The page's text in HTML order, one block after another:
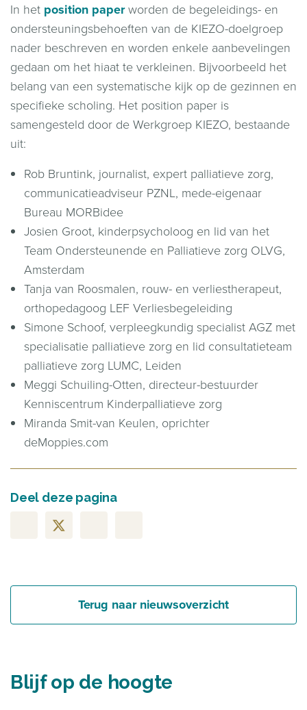
In het position paperworden de begeleidings- en
ondersteuningsbehoeften van de KIEZO-doelgroep
nader beschreven en worden enkele aanbevelingen
gedaan om het hiaat te verkleinen. Bijvoorbeeld het
belang van een systematische kijk op de gezinnen en
specifieke scholing. Het position paper is
samengesteld door de Werkgroep KIEZO, bestaande
uit:
Rob Bruntink, journalist, expert palliatieve zorg,
communicatieadviseur PZNL, mede-eigenaar
Bureau MORBidee
Josien Groot, kinderpsycholoog en lid van het
Team Ondersteunende en Palliatieve zorg OLVG,
Amsterdam
Tanja van Roosmalen, rouw- en verliestherapeut,
orthopedagoog LEF Verliesbegeleiding
Simone Schoof, verpleegkundig specialist AGZ met
specialisatie palliatieve zorg en lid consultatieteam
palliatieve zorg LUMC, Leiden
Meggi Schuiling-Otten, directeur-bestuurder
Kenniscentrum Kinderpalliatieve zorg
Miranda Smit-van Keulen, oprichter
deMoppies.com
Deel deze pagina
Terug naar nieuwsoverzicht
Blijf op de hoogte